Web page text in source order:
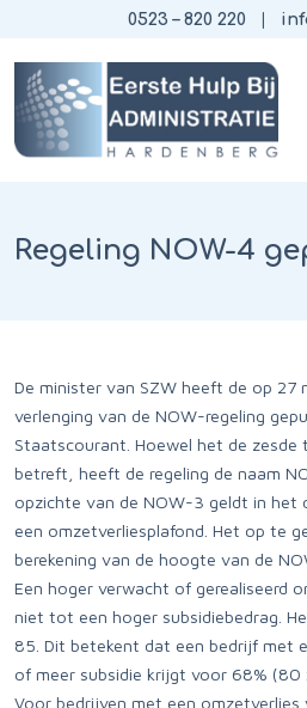
0523 – 820 220
Regeling NOW-4
De minister van SZW heeft de op 27
verlenging van de NOW-regeling
Staatscourant. Hoewel het de zesde
betreft, heeft de regeling de naam
opzichte van de NOW-3 geldt in het
een omzetverliesplafond. Het op te
berekening van de hoogte van de
Een hoger verwacht of gerealiseerd
niet tot een hoger subsidiebedrag.
85. Dit betekent dat een bedrijf met
of meer subsidie krijgt voor 68% (80
Voor bedrijven met een